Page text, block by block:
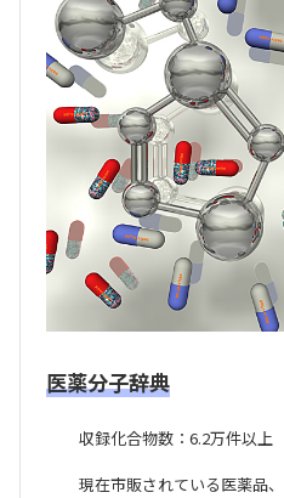
医薬分子辞典
収録化合物数：6.2万件以上
現在市販されている医薬品